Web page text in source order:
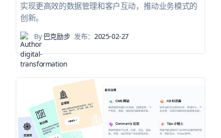
实现更高效的数据管理和客户互动，推动业务模式的
创新。
By巴克励步 发布：2025-02-27